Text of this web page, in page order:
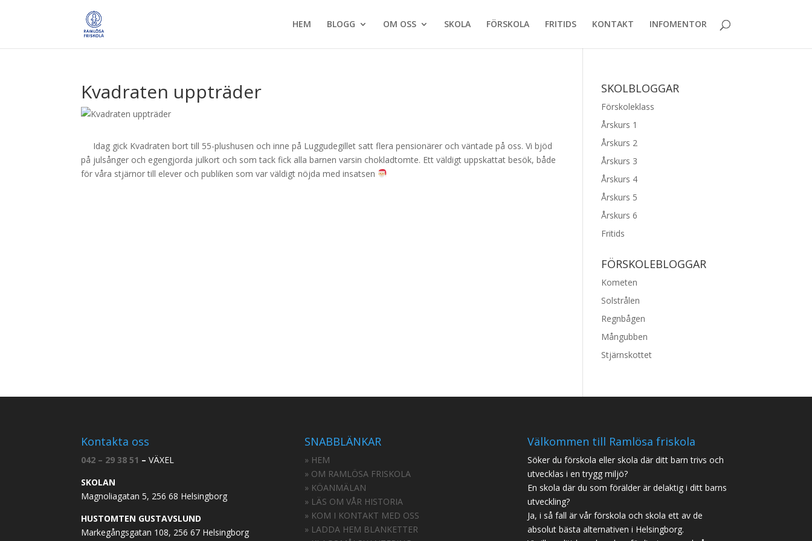
HEM BLOGG OM OSS SKOLA FÖRSKOLA FRITIDS KONTAKT INFOMENTOR
Kvadraten uppträder
Idag gick Kvadraten bort till 55-plushusen och inne på Luggudegillet satt flera pensionärer och väntade på oss. Vi bjöd
på julsånger och egengjorda julkort och som tack fick alla barnen varsin chokladtomte. Ett väldigt uppskattat besök, både
för våra stjärnor till elever och publiken som var väldigt nöjda med insatsen
SKOLBLOGGAR
Förskoleklass
Årskurs 1
Årskurs 2
Årskurs 3
Årskurs 4
Årskurs 5
Årskurs 6
Fritids
FÖRSKOLEBLOGGAR
Kometen
Solstrålen
Regnbågen
Mångubben
Stjärnskottet
Kontakta oss
042 – 29 38 51 –VÄXEL
SKOLAN
Magnoliagatan 5, 256 68 Helsingborg
HUSTOMTEN GUSTAVSLUND
Markegångsgatan 108, 256 67 Helsingborg
SNABBLÄNKAR
» HEM
» OM RAMLÖSA FRISKOLA
» KÖANMÄLAN
» LÄS OM VÅR HISTORIA
» KOM I KONTAKT MED OSS
» LADDA HEM BLANKETTER
Välkommen till Ramlösa friskola
Söker du förskola eller skola där ditt barn trivs och
utvecklas i en trygg miljö?
En skola där du som förälder är delaktig i ditt barns
utveckling?
Ja, i så fall är vår förskola och skola ett av de
absolut bästa alternativen i Helsingborg.